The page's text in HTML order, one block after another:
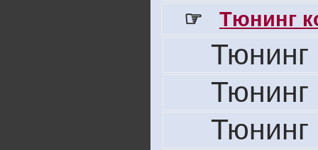
☞ Тюнинг
Тюнинг
Тюнинг
Тюнинг